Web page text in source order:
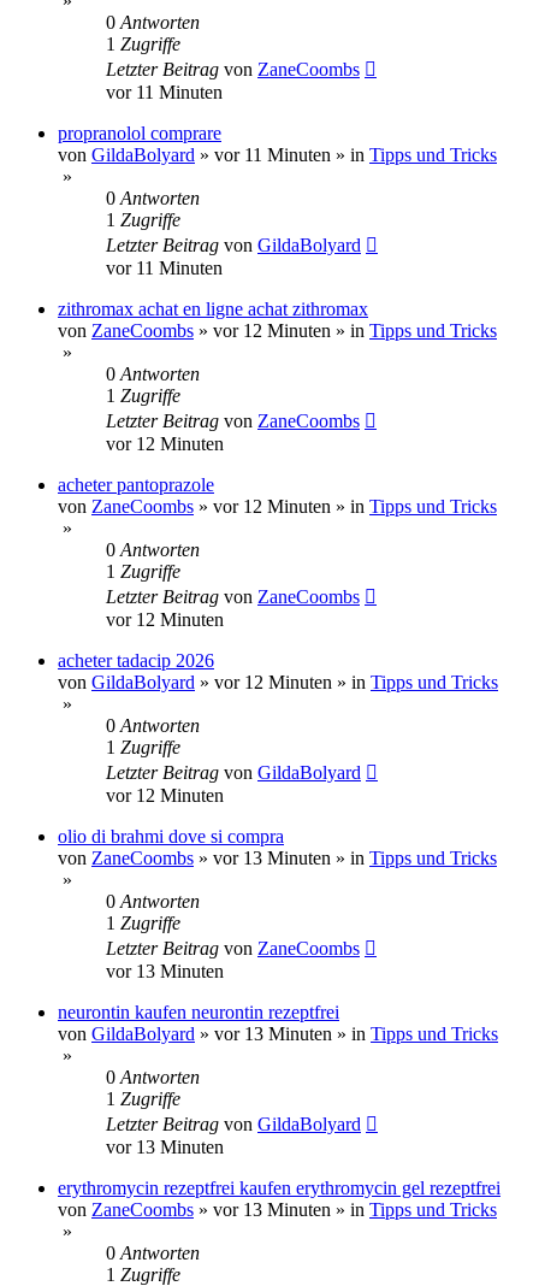
0 Antworten
1 Zugriffe
Letzter Beitrag von ZaneCoombs
vor 11 Minuten
propranolol comprare
von GildaBolyard » vor 11 Minuten » in Tipps und Tricks
»
0 Antworten
1 Zugriffe
Letzter Beitrag von GildaBolyard
vor 11 Minuten
zithromax achat en ligne achat zithromax
von ZaneCoombs » vor 12 Minuten » in Tipps und Tricks
»
0 Antworten
1 Zugriffe
Letzter Beitrag von ZaneCoombs
vor 12 Minuten
acheter pantoprazole
von ZaneCoombs » vor 12 Minuten » in Tipps und Tricks
»
0 Antworten
1 Zugriffe
Letzter Beitrag von ZaneCoombs
vor 12 Minuten
acheter tadacip 2026
von GildaBolyard » vor 12 Minuten » in Tipps und Tricks
»
0 Antworten
1 Zugriffe
Letzter Beitrag von GildaBolyard
vor 12 Minuten
olio di brahmi dove si compra
von ZaneCoombs » vor 13 Minuten » in Tipps und Tricks
»
0 Antworten
1 Zugriffe
Letzter Beitrag von ZaneCoombs
vor 13 Minuten
neurontin kaufen neurontin rezeptfrei
von GildaBolyard » vor 13 Minuten » in Tipps und Tricks
»
0 Antworten
1 Zugriffe
Letzter Beitrag von GildaBolyard
vor 13 Minuten
erythromycin rezeptfrei kaufen erythromycin gel rezeptfrei
von ZaneCoombs » vor 13 Minuten » in Tipps und Tricks
»
0 Antworten
1 Zugriffe